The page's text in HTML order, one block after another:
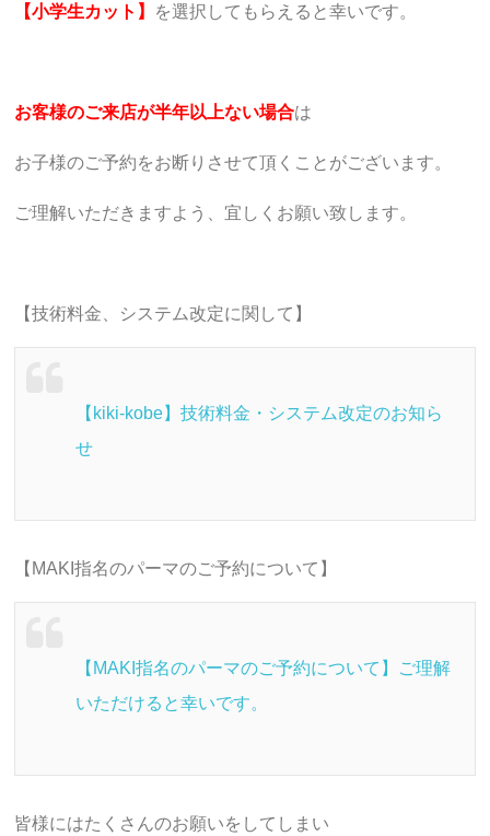
【小学生カット】 を選択してもらえると幸いです。
お客様のご来店が半年以上ない場合は
お子様のご予約をお断りさせて頂くことがございます。
ご理解いただきますよう、宜しくお願い致します。
【技術料金、システム改定に関して】
【kiki-kobe】技術料金・システム改定のお知ら
せ
【MAKI指名のパーマのご予約について】
【MAKI指名のパーマのご予約について】ご理解
いただけると幸いです。
皆様にはたくさんのお願いをしてしまい